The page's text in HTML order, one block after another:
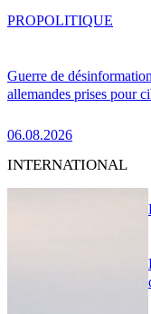
Guerre de
allemandes prises pour
06.08.2026
PROPOLITIQUE
INTERNATIONAL